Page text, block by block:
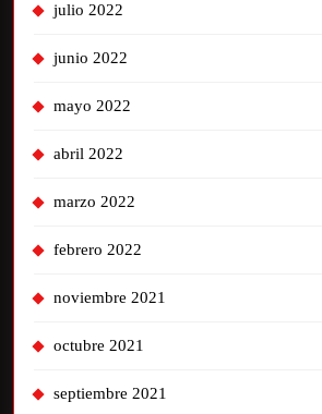
julio 2022
junio 2022
mayo 2022
abril 2022
marzo 2022
febrero 2022
noviembre 2021
octubre 2021
septiembre 2021